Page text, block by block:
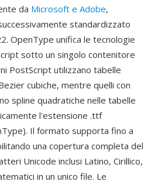
da Microsoft e Adobe,
standardizzato
OpenType unifica le tecnologie
sotto un singolo contenitore
PostScript utilizzano tabelle
cubiche, mentre quelli con
spline quadratiche nelle tabelle
l'estensione .ttf
Il formato supporta fino a
una copertura completa del
Unicode inclusi Latino, Cirillico,
in un unico file. Le